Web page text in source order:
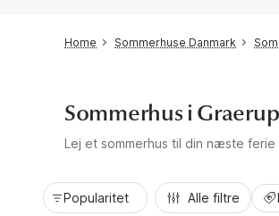
Home Sommerhuse Danmark
Sommerhus i Graerup
Lej et sommerhus til din næste ferie
Popularitet Alle filtre